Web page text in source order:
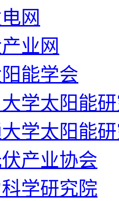
网
业网
阳能学会
学太阳能
大学太阳能
产业协会
学研究院